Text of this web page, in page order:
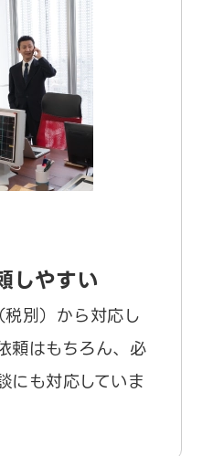
しやすい
別）から対応し
頼はもちろん、必
にも対応していま